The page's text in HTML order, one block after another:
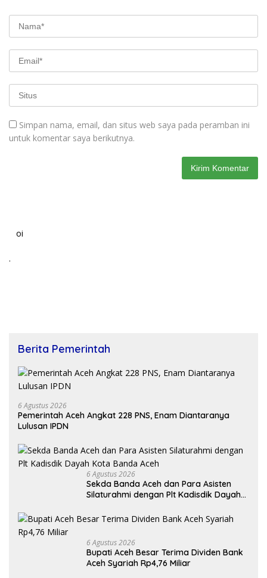
Simpan nama, email, dan situs web saya pada peramban ini
untuk komentar saya berikutnya.
oi
.
Berita Pemerintah
6 Agustus 2026
Pemerintah Aceh Angkat 228 PNS, Enam Diantaranya
Lulusan IPDN
6 Agustus 2026
Sekda Banda Aceh dan Para Asisten
Silaturahmi dengan Plt Kadisdik Dayah
6 Agustus 2026
Bupati Aceh Besar Terima Dividen Bank
Aceh Syariah Rp4,76 Miliar